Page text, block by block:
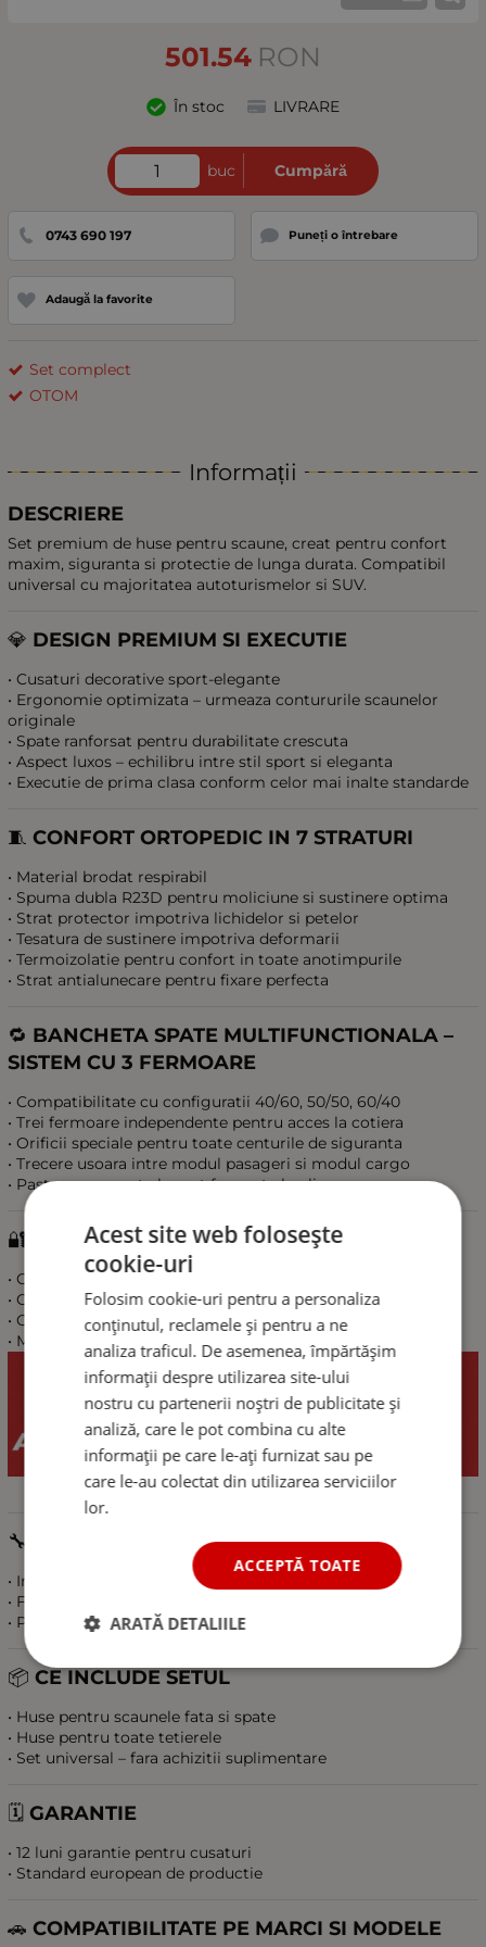
501.54 RON
În stoc LIVRARE
buc Cumpără
0743 690 197 Puneți o întrebare
Adaugă la favorite
Set complect
OTOM
Informații
DESCRIERE
Set premium de huse pentru scaune, creat pentru confort
maxim, siguranta si protectie de lunga durata. Compatibil
universal cu majoritatea autoturismelor si SUV.
💎 DESIGN PREMIUM SI EXECUTIE
• Cusaturi decorative sport-elegante
• Ergonomie optimizata – urmeaza contururile scaunelor
originale
• Spate ranforsat pentru durabilitate crescuta
• Aspect luxos – echilibru intre stil sport si eleganta
• Executie de prima clasa conform celor mai inalte standarde
🧵 CONFORT ORTOPEDIC IN 7 STRATURI
• Material brodat respirabil
• Spuma dubla R23D pentru moliciune si sustinere optima
• Strat protector impotriva lichidelor si petelor
• Tesatura de sustinere impotriva deformarii
• Termoizolatie pentru confort in toate anotimpurile
• Strat antialunecare pentru fixare perfecta
🔁 BANCHETA SPATE MULTIFUNCTIONALA –
SISTEM CU 3 FERMOARE
• Compatibilitate cu configuratii 40/60, 50/50, 60/40
• Trei fermoare independente pentru acces la cotiera
• Orificii speciale pentru toate centurile de siguranta
• Trecere usoara intre modul pasageri si modul cargo
• Pastreaza aspect elegant fara cute la pliere
🔐 REZISTENTA, SIGURANTA SI CERTIFICARI
• Cusatura airbag certificata TUV
• Certificare ISO pentru calitate
• OEKO-TEX Standard 100 – materiale sigure
• Martindale 100 000 cicluri – rezistenta extrema
🔧
• Instalare rapida fara unelte
• Fixare stabila fara deplasare
• Potrivite pentru aproape toate autoturismele
📦 CE INCLUDE SETUL
• Huse pentru scaunele fata si spate
• Huse pentru toate tetierele
• Set universal – fara achizitii suplimentare
🗓️ GARANTIE
• 12 luni garantie pentru cusaturi
• Standard european de productie
🚗 COMPATIBILITATE PE MARCI SI MODELE
Acest site web folosește
cookie-uri
Folosim cookie-uri pentru a personaliza
conținutul, reclamele și pentru a ne
analiza traficul. De asemenea, împărtășim
informații despre utilizarea site-ului
nostru cu partenerii noștri de publicitate și
analiză, care le pot combina cu alte
informații pe care le-ați furnizat sau pe
care le-au colectat din utilizarea serviciilor
lor.
ACCEPTĂ TOATE
ARATĂ DETALIILE